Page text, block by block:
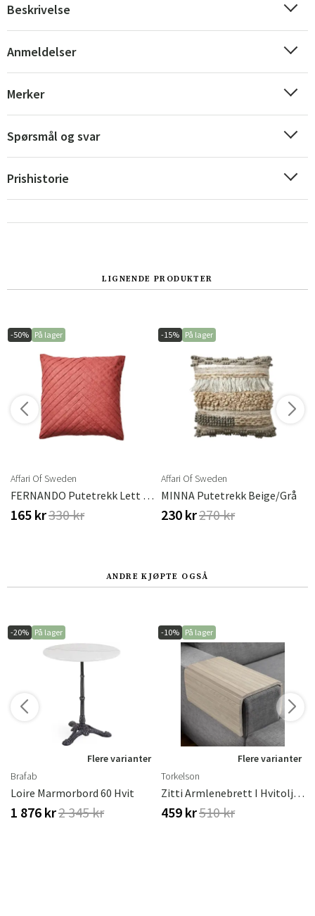
Beskrivelse
Anmeldelser
Merker
Spørsmål og svar
Prishistorie
LIGNENDE PRODUKTER
-50% På lager
Affari Of Sweden
FERNANDO Putetrekk Lett Rust 50x50 Cm
165 kr330 kr
-15% På lager
Affari Of Sweden
MINNA Putetrekk Beige/grå
230 kr270 kr
ANDRE KJØPTE OGSÅ
-20% På lager
Flere varianter
Brafab
Loire Marmorbord 60 Hvit
1 876 kr2 345 kr
-10% På lager
Flere varianter
Torkelson
Zitti Armlenebrett I Hvitoljet Eik
459 kr510 kr